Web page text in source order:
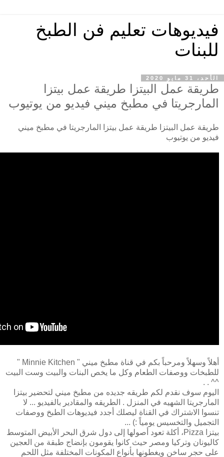
فيديوهات تعليم فن الطبخ
للبنات
الأحد، 31 مايو 2020
طريقة عمل البيتزا طريقة عمل بيتزا
المارجريتا في مطبخ ميني فيديو من يوتيوب
طريقة عمل البيتزا طريقة عمل بيتزا المارجريتا في مطبخ ميني
فيديو من يوتيوب
أهلاً وسهلاً ومرحباً بكم في قناة مطبخ ميني " Minnie Kitchen "
للطبخات ووصفات الطعام وكل ما يخص البنات والبيت وست البيت
^^ . .
اليوم سوف نقدم لكم طريقه جديده من مطبخ ميني لتحضير بيتزا
المارجريتا الشهيه في المنزل . الطريقه والمقادير بالفيديو ... لا
تنسوا الاشتراك في القناة ليصلك أجدد فيديوهات الطبخ ووصفات
التجميل والتخسيس يومياً :) ...
بيتزا Pizza، أكلة تعود أصولها إلى دول شرق البحر الأبيض المتوسط
كاليونان وتركيا ومصر حيث كانوا يقومون بإنضاج طبقة من العجين
على حجر ساخن ويغطونها بأنواع المكونات المختلفة مثل اللحم